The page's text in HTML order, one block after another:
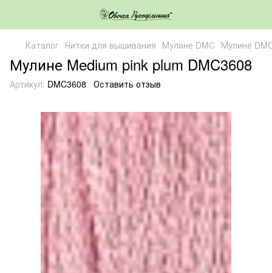
Каталог Нитки для вышивания Мулине DMC Мулине
Мулине Medium pink plum DMC3608
Артикул: DMC3608 Оставить отзыв